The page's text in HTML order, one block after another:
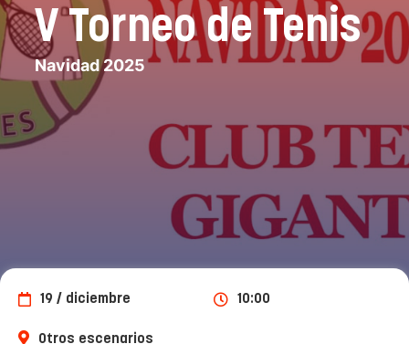
V Torneo de Tenis
Navidad 2025
19 / diciembre 10:00
Otros escenarios